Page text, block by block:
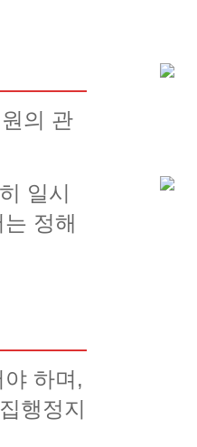
의 관
일시
정해
하며,
행정지